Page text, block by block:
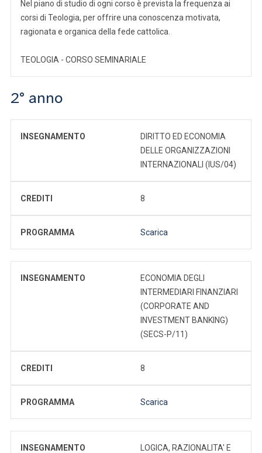
Nel piano di studio di ogni corso è prevista la frequenza ai
corsi di Teologia, per offrire una conoscenza motivata,
ragionata e organica della fede cattolica.
TEOLOGIA - CORSO SEMINARIALE
2° anno
INSEGNAMENTO
DIRITTO ED ECONOMIA
DELLE ORGANIZZAZIONI
INTERNAZIONALI (IUS/04)
CREDITI 8
PROGRAMMA Scarica
INSEGNAMENTO
ECONOMIA DEGLI
INTERMEDIARI FINANZIARI
(CORPORATE AND
INVESTMENT BANKING)
(SECS-P/11)
CREDITI 8
PROGRAMMA Scarica
INSEGNAMENTO
LOGICA, RAZIONALITA' E